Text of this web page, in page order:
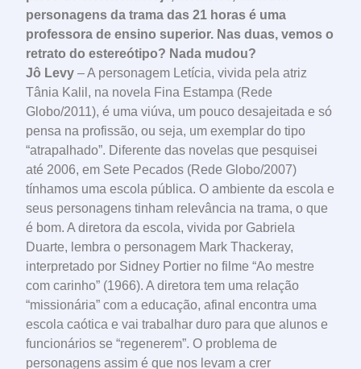
personagens da trama das 21 horas é uma
professora de ensino superior. Nas duas, vemos o
retrato do estereótipo? Nada mudou?
Jô Levy – A personagem Letícia, vivida pela atriz
Tânia Kalil, na novela Fina Estampa (Rede
Globo/2011), é uma viúva, um pouco desajeitada e só
pensa na profissão, ou seja, um exemplar do tipo
“atrapalhado”. Diferente das novelas que pesquisei
até 2006, em Sete Pecados (Rede Globo/2007)
tínhamos uma escola pública. O ambiente da escola e
seus personagens tinham relevância na trama, o que
é bom. A diretora da escola, vivida por Gabriela
Duarte, lembra o personagem Mark Thackeray,
interpretado por Sidney Portier no filme “Ao mestre
com carinho” (1966). A diretora tem uma relação
“missionária” com a educação, afinal encontra uma
escola caótica e vai trabalhar duro para que alunos e
funcionários se “regenerem”. O problema de
personagens assim é que nos levam a crer